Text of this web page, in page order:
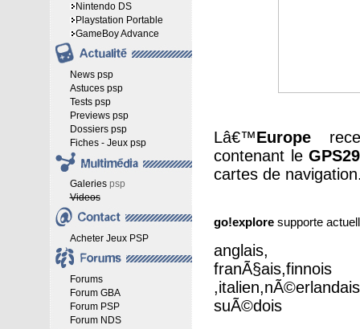
Nintendo DS
Playstation Portable
GameBoy Advance
News psp
Astuces psp
Tests psp
Previews psp
Dossiers psp
Fiches - Jeux psp
Galeriespsp
Videos
Acheter Jeux PSP
Forums
Forum GBA
Forum PSP
Forum NDS
Lâ€™Europe
contenant le
cartes de
go!explore supporte
anglais,
franÃ§ais,finnois
,italien
suÃ©dois